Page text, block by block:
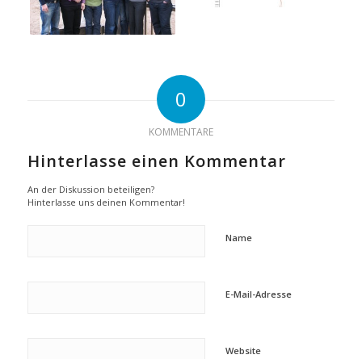
0
KOMMENTARE
Hinterlasse einen Kommentar
An der Diskussion beteiligen?
Hinterlasse uns deinen Kommentar!
Name
E-Mail-Adresse
Website